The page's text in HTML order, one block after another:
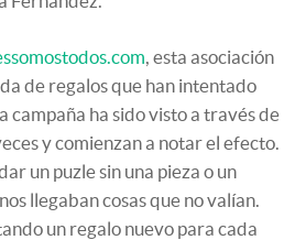
, esta asociación
de regalos que han intentado
campaña ha sido visto a través de
y comienzan a notar el efecto.
un puzle sin una pieza o un
llegaban cosas que no valían.
un regalo nuevo para cada